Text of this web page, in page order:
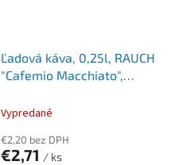
Ľadová káva, 0,25l, RAUCH
"Cafemio Macchiato",
Vypredané
€2,20 bez DPH
€2,71 / ks